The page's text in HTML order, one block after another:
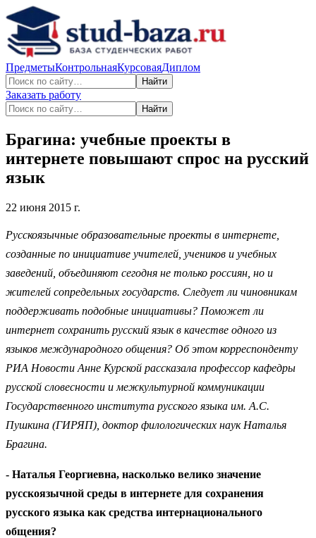
ПредметыКонтрольнаяКурсоваяДиплом
Найти
Заказать работу
Найти
Брагина: учебные проекты в
интернете повышают спрос на русский
язык
22 июня 2015 г.
Русскоязычные образовательные проекты в интернете,
созданные по инициативе учителей, учеников и учебных
заведений, объединяют сегодня не только россиян, но и
жителей сопредельных государств. Следует ли чиновникам
поддерживать подобные инициативы? Поможет ли
интернет сохранить русский язык в качестве одного из
языков международного общения? Об этом корреспонденту
РИА Новости Анне Курской рассказала профессор кафедры
русской словесности и межкультурной коммуникации
Государственного института русского языка им. А.С.
Пушкина (ГИРЯП), доктор филологических наук Наталья
Брагина.
- Наталья Георгиевна, насколько велико значение
русскоязычной среды в интернете для сохранения
русского языка как средства интернационального
общения?